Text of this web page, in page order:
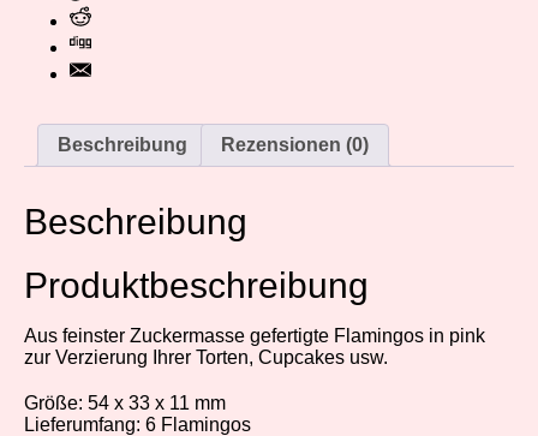
Beschreibung Rezensionen (0)
Beschreibung
Produktbeschreibung
Aus feinster Zuckermasse gefertigte Flamingos in pink
zur Verzierung Ihrer Torten, Cupcakes usw.
Größe: 54 x 33 x 11 mm
Lieferumfang: 6 Flamingos